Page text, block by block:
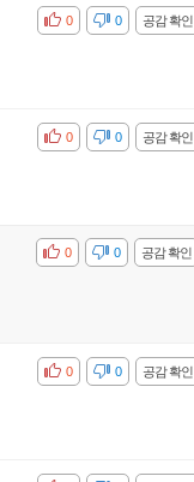
공감 확인
비공감 0
0
공감 확인
비공감 0
0
공감 확인
비공감 0
0
공감 확인
비공감 0
0